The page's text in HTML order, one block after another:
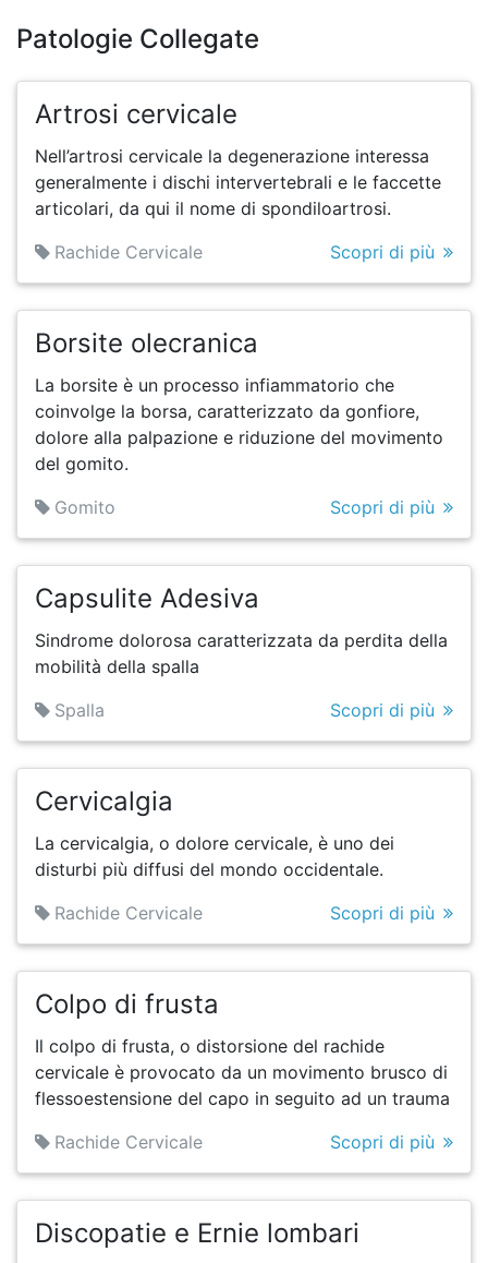
Patologie Collegate
Artrosi cervicale
Nell’artrosi cervicale la degenerazione interessa
generalmente i dischi intervertebrali e le faccette
articolari, da qui il nome di spondiloartrosi.
Rachide Cervicale
Scopri di più
Borsite olecranica
La borsite è un processo infiammatorio che
coinvolge la borsa, caratterizzato da gonfiore,
dolore alla palpazione e riduzione del movimento
del gomito.
Gomito
Scopri di più
Capsulite Adesiva
Sindrome dolorosa caratterizzata da perdita della
mobilità della spalla
Spalla
Scopri di più
Cervicalgia
La cervicalgia, o dolore cervicale, è uno dei
disturbi più diffusi del mondo occidentale.
Rachide Cervicale
Scopri di più
Colpo di frusta
Il colpo di frusta, o distorsione del rachide
cervicale è provocato da un movimento brusco di
flessoestensione del capo in seguito ad un trauma
Rachide Cervicale
Scopri di più
Discopatie e Ernie lombari